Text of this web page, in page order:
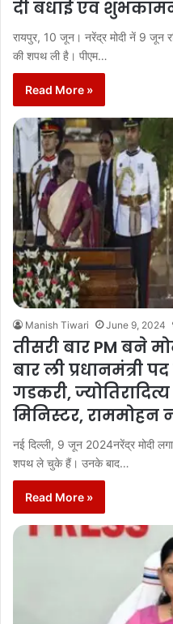
दी बधाई एवं
रायपुर, 10 जून। नरेंद्र मोदी नें 9 जून
की शपथ ली है। पीएम…
Read More »
Manish Tiwari June 9, 2024
तीसरी बार PM बने
बार ली प्रधानमंत्री
गडकरी,
मिनिस्टर, राममोहन
नई दिल्ली, 9 जून 2024नरेंद्र मोदी
शपथ ले चुके हैं। उनके बाद…
Read More »